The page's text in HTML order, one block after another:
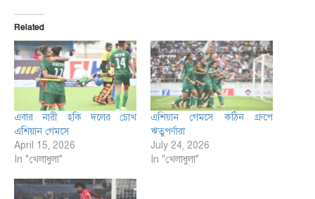
Related
এবার নারী হকি দলের চোখ
এশিয়ান গেমসে
April 15, 2026
In "খেলাধুলা"
এশিয়ান গেমসে কঠিন গ্রুপে
ঋতুপর্ণারা
July 24, 2026
In "খেলাধুলা"